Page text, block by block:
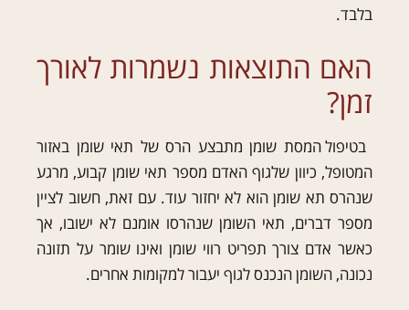
בלבד.
האם התוצאות נשמרות לאורך
זמן?
בטיפול המסת שומן מתבצע הרס של תאי שומן באזור
המטופל, כיוון שלגוף האדם מספר תאי שומן קבוע, מרגע
שנהרס תא שומן הוא לא יחזור עוד. עם זאת, חשוב לציין
מספר דברים, תאי השומן שנהרסו אומנם לא ישובו, אך
כאשר אדם צורך תפריט רווי שומן ואינו שומר על תזונה
נכונה, השומן הנכנס לגוף יעבור למקומות אחרים.